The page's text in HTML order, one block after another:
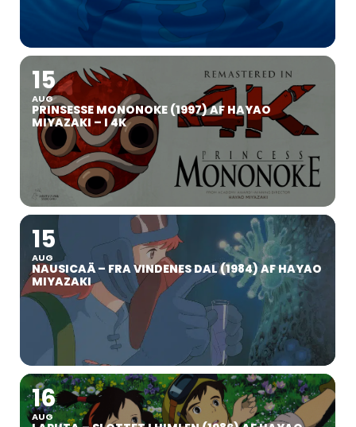
15
AUG
PRINSESSE MONONOKE (1997) AF HAYAO
MIYAZAKI – I 4K
15
AUG
NAUSICAÄ – FRA VINDENES DAL (1984) AF HAYAO
MIYAZAKI
16
AUG